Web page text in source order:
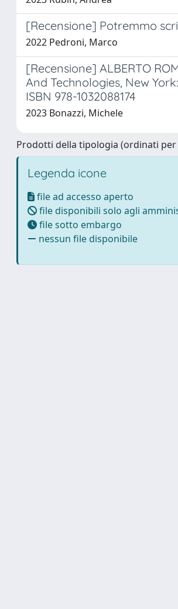
[Recensione] Potremmo
2022 Pedroni, Marco
[Recensione] ALBERTO
And Technologies, New
ISBN 978-1032088174
2023 Bonazzi, Michele
Prodotti della tipologia (ordinati per
Legenda icone
file ad accesso aperto
file disponibili solo agli
file sotto embargo
nessun file disponibile